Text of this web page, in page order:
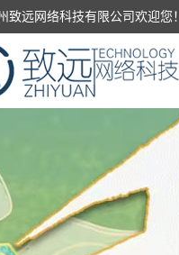
致远网络科技有限公司欢迎您！